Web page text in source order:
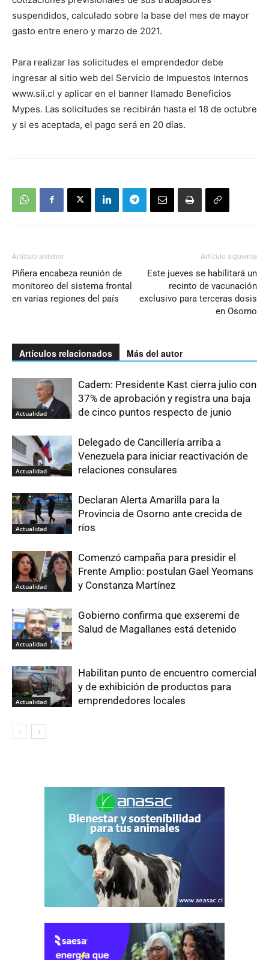
suspendidos, calculado sobre la base del mes de mayor
gasto entre enero y marzo de 2021.
Para realizar las solicitudes el emprendedor debe
ingresar al sitio web del Servicio de Impuestos Internos
www.sii.cl y aplicar en el banner llamado Beneficios
Mypes. Las solicitudes se recibirán hasta el 18 de octubre
y si es aceptada, el pago será en 20 días.
Artículo anterior
Piñera encabeza reunión de
monitoreo del sistema frontal
en varias regiones del país
Artículo siguiente
Este jueves se habilitará un
recinto de vacunación
exclusivo para terceras dosis
en Osorno
Artículos relacionados Más del autor
Actualidad
Cadem: Presidente Kast cierra julio con
37% de aprobación y registra una baja
de cinco puntos respecto de junio
Actualidad
Delegado de Cancillería arriba a
Venezuela para iniciar reactivación de
relaciones consulares
Actualidad
Declaran Alerta Amarilla para la
Provincia de Osorno ante crecida de
ríos
Actualidad
Comenzó campaña para presidir el
Frente Amplio: postulan Gael Yeomans
y Constanza Martínez
Actualidad
Gobierno confirma que exseremi de
Salud de Magallanes está detenido
Actualidad
Habilitan punto de encuentro comercial
y de exhibición de productos para
emprendedores locales